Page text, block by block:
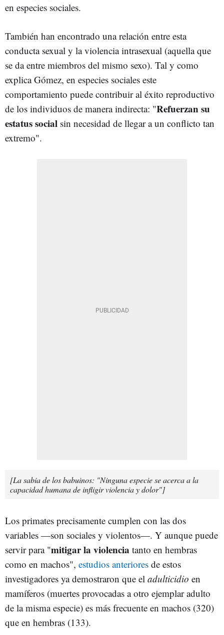
en especies sociales.
También han encontrado una relación entre esta
conducta sexual y la violencia intrasexual (aquella que
se da entre miembros del mismo sexo). Tal y como
explica Gómez, en especies sociales este
comportamiento puede contribuir al éxito reproductivo
de los individuos de manera indirecta: "Refuerzan su
estatus social sin necesidad de llegar a un conflicto tan
extremo".
[La sabia de los babuinos: "Ninguna especie se acerca a la
capacidad humana de infligir violencia y dolor"]
Los primates precisamente cumplen con las dos
variables —son sociales y violentos—. Y aunque puede
servir para "mitigar la violencia tanto en hembras
como en machos", estudios anteriores de estos
investigadores ya demostraron que el adulticidio en
mamíferos (muertes provocadas a otro ejemplar adulto
de la misma especie) es más frecuente en machos (320)
que en hembras (133).